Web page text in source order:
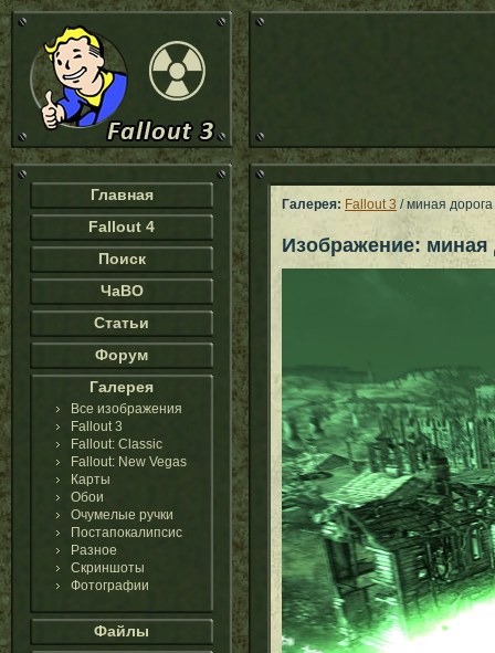
Главная
Fallout 4
Поиск
ЧаВО
Статьи
Форум
Галерея
Все изображения
Fallout 3
Fallout: Classic
Fallout: New Vegas
Карты
Обои
Очумелые ручки
Постапокалипсис
Разное
Скриншоты
Фотографии
Файлы
Галерея: Fallout 3 / миная дорога
Изображение: миная